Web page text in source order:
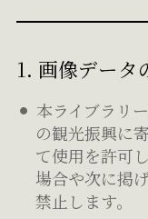
1. 画像データ
本ライブラリ
の観光振興に
て使用を許可
場合や次に掲
禁止します。